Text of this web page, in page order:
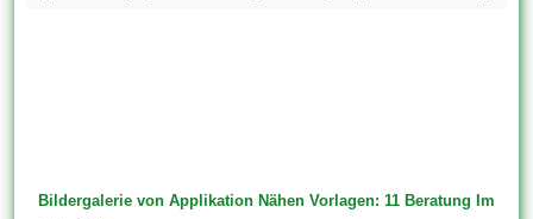
Bildergalerie von Applikation Nähen Vorlagen: 11 Beratung Im